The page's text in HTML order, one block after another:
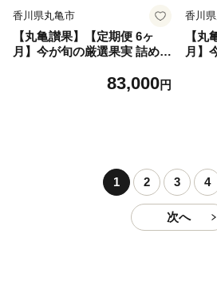
香川県丸亀市
【丸亀讃果】【定期便 6ヶ
月】今が旬の厳選果実 詰め合
はっさく びわ 桃 梨 ぶどう
ーツ定期便 果物定期 果物定
期便 人気果物 人気フルーツ
83,000円
香川
【
月】
キ
期 果
フル
1 2 3 4
次へ